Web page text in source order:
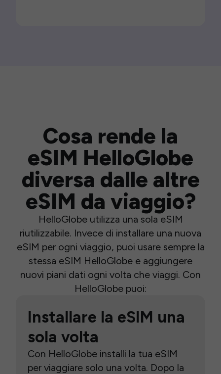
Cosa rende la
eSIM HelloGlobe
diversa dalle altre
eSIM da viaggio?
HelloGlobe utilizza una sola eSIM
riutilizzabile. Invece di installare una nuova
eSIM per ogni viaggio, puoi usare sempre la
stessa eSIM HelloGlobe e aggiungere
nuovi piani dati ogni volta che viaggi. Con
HelloGlobe puoi:
Installare la eSIM una
sola volta
Con HelloGlobe installi la tua eSIM
per viaggiare solo una volta. Dopo la